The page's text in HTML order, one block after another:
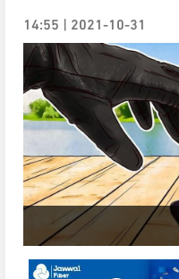
2021-10-31 | 14:55